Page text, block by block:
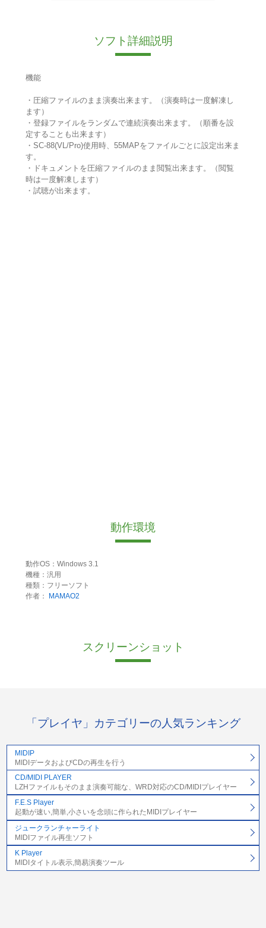
ソフト詳細説明
機能
・圧縮ファイルのまま演奏出来ます。（演奏時は一度解凍し
ます）
・登録ファイルをランダムで連続演奏出来ます。（順番を設
定することも出来ます）
・SC-88(VL/Pro)使用時、55MAPをファイルごとに設定出来ま
す。
・ドキュメントを圧縮ファイルのまま閲覧出来ます。（閲覧
時は一度解凍します）
・試聴が出来ます。
動作環境
動作OS：Windows 3.1
機種：汎用
種類：フリーソフト
作者：
MAMAO2
スクリーンショット
「プレイヤ」カテゴリーの人気ランキング
MIDIP
MIDIデータおよびCDの再生を行う
CD/MIDI PLAYER
LZHファイルもそのまま演奏可能な、WRD対応のCD/MIDIプレイヤー
F.E.S Player
起動が速い,簡単,小さいを念頭に作られたMIDIプレイヤー
ジュークランチャーライト
MIDIファイル再生ソフト
K Player
MIDIタイトル表示,簡易演奏ツール